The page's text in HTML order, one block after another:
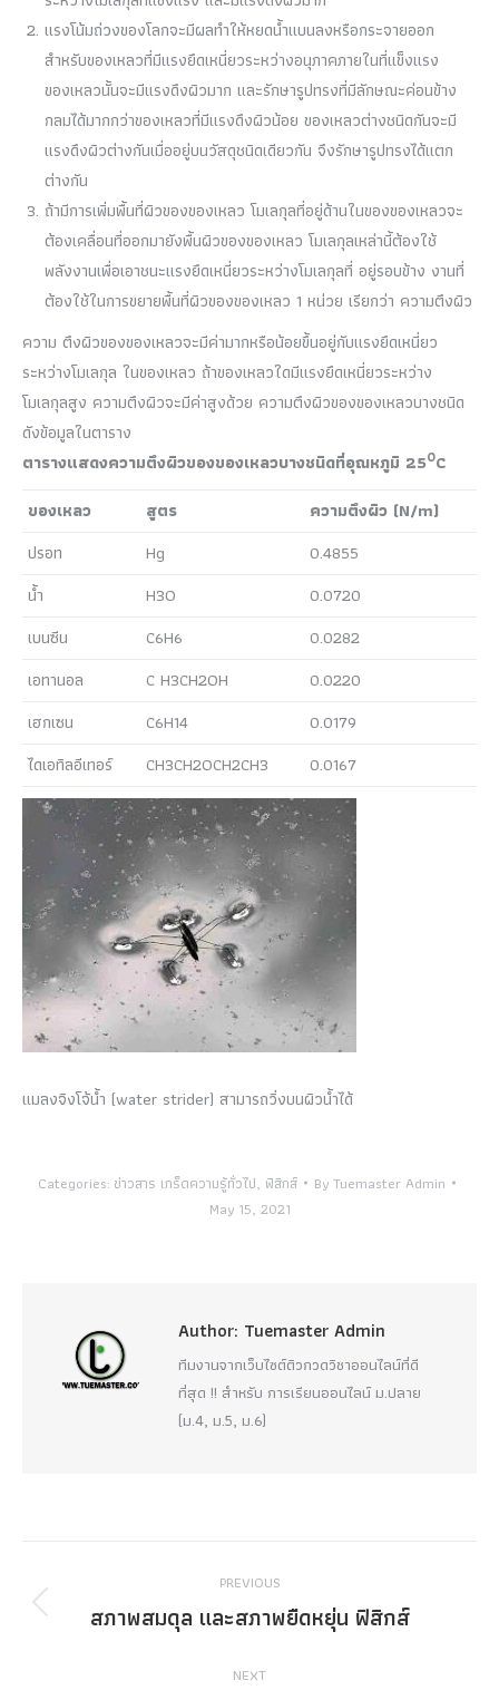
แรงโน้มถ่วงของโลกจะมีผลทำให้หยดน้ำแบนลงหรือกระจายออก
สำหรับของเหลวที่มีแรงยึดเหนี่ยวระหว่างอนุภาคภายในที่แข็งแรง
ของเหลวนั้นจะมีแรงดึงผิวมาก และรักษารูปทรงที่มีลักษณะค่อนข้าง
กลมได้มากกว่าของเหลวที่มีแรงดึงผิวน้อย ของเหลวต่างชนิดกันจะมี
แรงดึงผิวต่างกันเมื่ออยู่บนวัสดุชนิดเดียวกัน จึงรักษารูปทรงได้แตก
ต่างกัน
ถ้ามีการเพิ่มพื้นที่ผิวของของเหลว โมเลกุลที่อยู่ด้านในของของเหลวจะ
ต้องเคลื่อนที่ออกมายังพื้นผิวของของเหลว โมเลกุลเหล่านี้ต้องใช้
พลังงานเพื่อเอาชนะแรงยึดเหนี่ยวระหว่างโมเลกุลที่ อยู่รอบข้าง งานที่
ต้องใช้ในการขยายพื้นที่ผิวของของเหลว 1 หน่วย เรียกว่า ความตึงผิว
ความ ตึงผิวของของเหลวจะมีค่ามากหรือน้อยขึ้นอยู่กับแรงยึดเหนี่ยว
ระหว่างโมเลกุล ในของเหลว ถ้าของเหลวใดมีแรงยึดเหนี่ยวระหว่าง
โมเลกุลสูง ความตึงผิวจะมีค่าสูงด้วย ความตึงผิวของของเหลวบางชนิด
ดังข้อมูลในตาราง
ตารางแสดงความตึงผิวของของเหลวบางชนิดที่อุณหภูมิ 25OC
ของเหลว
สูตร
ความตึงผิว (N/m)
ปรอท
Hg
0.4855
น้ำ
H3O
0.0720
เบนซีน
C6H6
0.0282
เอทานอล
C H3CH2OH
0.0220
เฮกเซน
C6H14
0.0179
ไดเอทิลอีเทอร์
CH3CH2OCH2CH3 0.0167
แมลงจิงโจ้น้ำ (water strider) สามารถวิ่งบนผิวน้ำได้
Categories: ข่าวสาร เกร็ดความรู้ทั่วไป, ฟิสิกส์ ByTuemaster Admin
May 15, 2021
Author: Tuemaster Admin
ทีมงานจากเว็บไซต์ติวกวดวิชาออนไลน์ที่ดี
ที่สุด !! สำหรับ การเรียนออนไลน์ ม.ปลาย
(ม.4, ม.5, ม.6)
navigation
PREVIOUS
Previous
สภาพสมดุล และสภาพยืดหยุ่น ฟิสิกส์
NEXT